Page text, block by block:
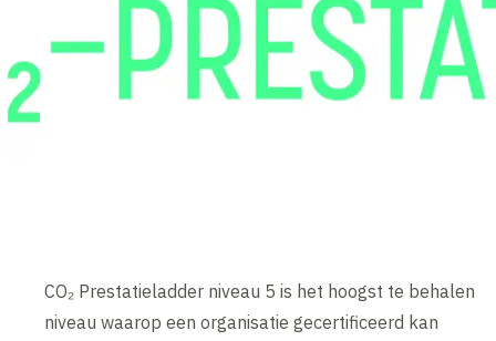
CO₂ Prestatieladder niveau 5 is het hoogst te behalen
niveau waarop een organisatie gecertificeerd kan